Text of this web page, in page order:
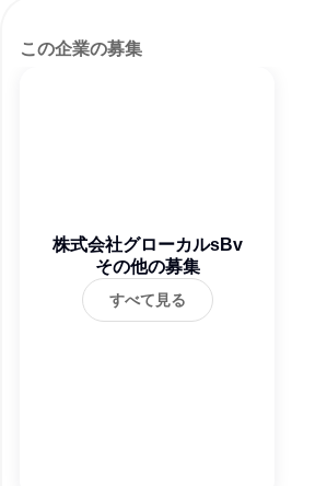
この企業の募集
株式会社グローカルsBv
その他の募集
すべて見る